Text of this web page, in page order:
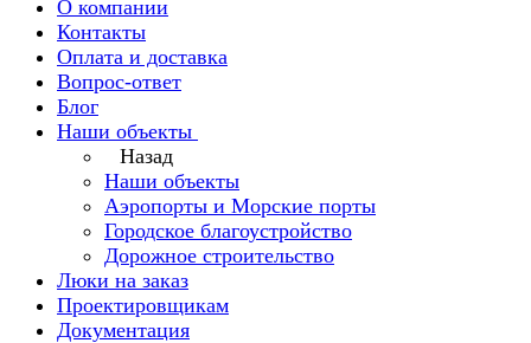
О компании
Контакты
Оплата и доставка
Вопрос-ответ
Блог
Наши объекты
Назад
Наши объекты
Аэропорты и Морские порты
Городское благоустройство
Дорожное строительство
Люки на заказ
Проектировщикам
Документация